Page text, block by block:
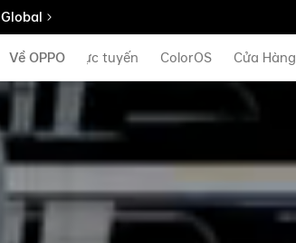
Global
Về OPPO
Cửa hàng trực tuyến ColorOS Cửa Hàng